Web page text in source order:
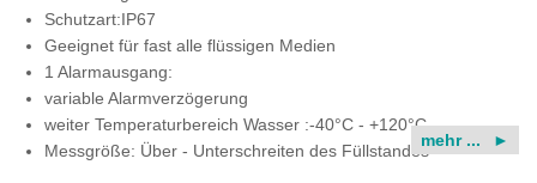
Schutzart:IP67
Geeignet für fast alle flüssigen Medien
1 Alarmausgang:
variable Alarmverzögerung
weiter Temperaturbereich Wasser :-40°C - +120°C,
Messgröße: Über - Unterschreiten des Füllstandes
mehr ...